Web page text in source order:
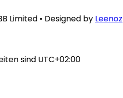
Limited • Designed by Leenoz
sind UTC+02:00